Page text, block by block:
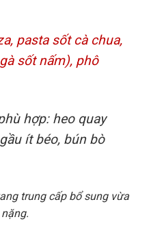
pasta sốt cà chua,
sốt nấm), phô
hợp: heo quay
ít béo, bún bò
trung cấp bổ sung vừa